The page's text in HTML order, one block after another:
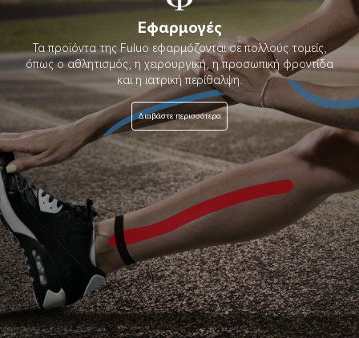
Εφαρμογές
Τα προϊόντα της Fuluo εφαρμόζονται σε πολλούς τομείς,
όπως ο αθλητισμός, η χειρουργική, η προσωπική φροντίδα
και η ιατρική περίθαλψη.
Διαβάστε περισσότερα